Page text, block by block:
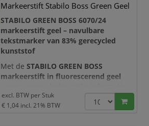
met röntgendetectie, waardoor
verloren markeronderdelen tijdens het
productieproces beter kunnen worden
opgespoord.
Markeerstift Stabilo Boss Green Geel
STABILO GREEN BOSS 6070/24
markeerstift geel – navulbare
tekstmarker van 83% gerecycled
kunststof
Met deSTABILO GREEN BOSS
markeerstift in fluorescerend geel
helder en overzichtelijk. De opvallende
gele kleur maakt hoofdpunten,
excl. BTW per Stuk
€ 1,04 incl. 21% BTW